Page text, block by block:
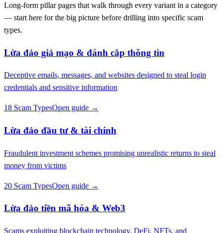
Long-form pillar pages that walk through every variant in a category
— start here for the big picture before drilling into specific scam
types.
Lừa đảo giả mạo & đánh cắp thông tin
Deceptive emails, messages, and websites designed to steal login
credentials and sensitive information
18 Scam TypesOpen guide →
Lừa đảo đầu tư & tài chính
Fraudulent investment schemes promising unrealistic returns to steal
money from victims
20 Scam TypesOpen guide →
Lừa đảo tiền mã hóa & Web3
Scams exploiting blockchain technology, DeFi, NFTs, and